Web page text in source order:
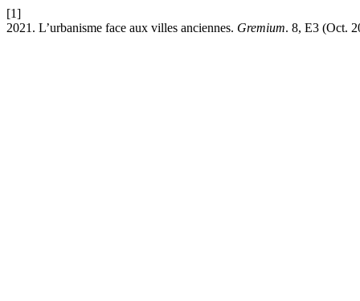
[1]
2021. L’urbanisme face aux villes anciennes. Gremium. 8, E3 (Oct.